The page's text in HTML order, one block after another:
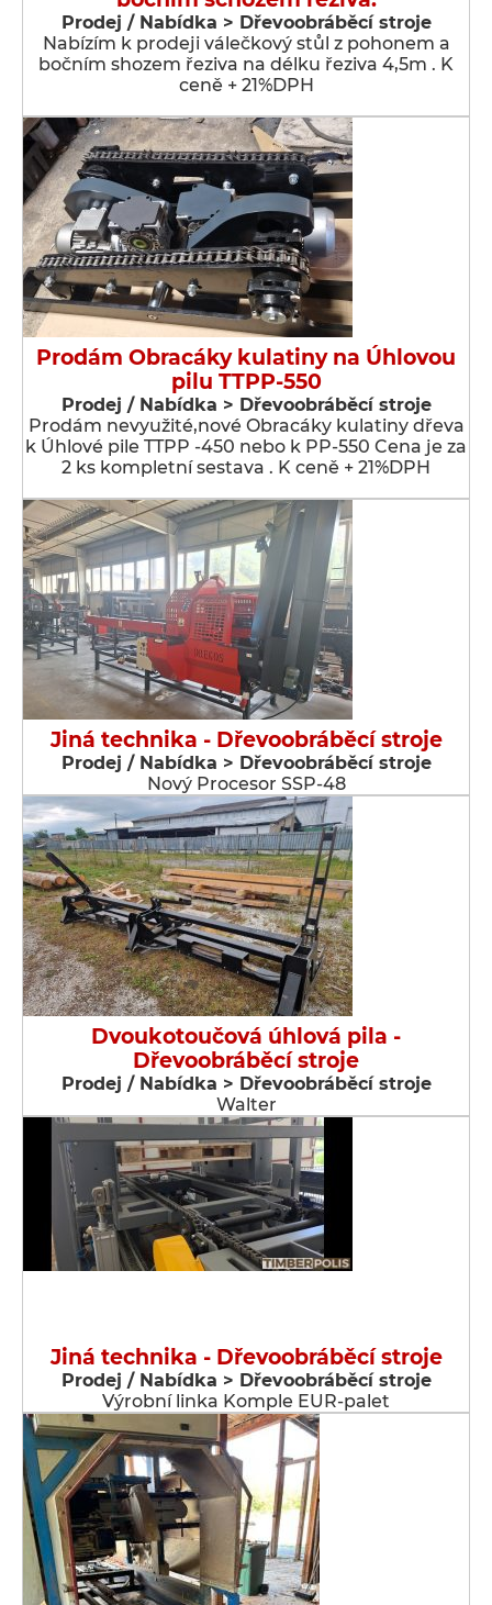
Prodej / Nabídka > Dřevoobráběcí stroje
Nabízím k prodeji válečkový stůl z pohonem a
bočním shozem řeziva na délku řeziva 4,5m . K
ceně + 21%DPH
Prodám Obracáky kulatiny na Úhlovou
pilu TTPP-550
Prodej / Nabídka > Dřevoobráběcí stroje
Prodám nevyužité,nové Obracáky kulatiny dřeva
k Úhlové pile TTPP -450 nebo k PP-550 Cena je za
2 ks kompletní sestava . K ceně + 21%DPH
Jiná technika - Dřevoobráběcí stroje
Prodej / Nabídka > Dřevoobráběcí stroje
Nový Procesor SSP-48
Dvoukotoučová úhlová pila -
Dřevoobráběcí stroje
Prodej / Nabídka > Dřevoobráběcí stroje
Walter
Jiná technika - Dřevoobráběcí stroje
Prodej / Nabídka > Dřevoobráběcí stroje
Výrobní linka Komple EUR-palet